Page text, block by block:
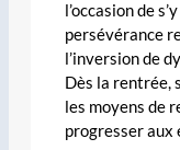
l’occasion de
persévérance
l’inversion de
Dès la rentrée,
les moyens de
progresser aux